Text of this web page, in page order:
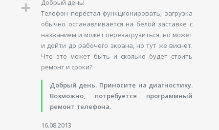
Добрый день!
Телефон перестал функционировать; загрузка
обычно останавливается на белой заставке с
названием и может перезагрузиться, но может
и дойти до рабочего экрана, но тут же виснет.
Что это может быть и сколько будет стоить
ремонт и сроки?
Добрый день. Приносите на диагностику.
Возможно, потребуется программный
ремонт телефона.
16.08.2013